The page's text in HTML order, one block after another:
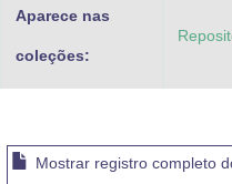
Aparece nas
coleções:
Mostrar registro completo